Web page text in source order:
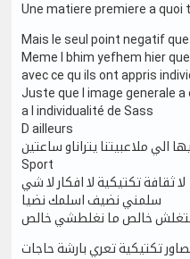
Une matiere premiere a quoi
Mais le seul point negatif
Meme l bhim yefhem hier
avec ce qu ils ont appris
Juste que l image generale
a l individualité de Sass
D ailleurs
الي ملاعبيتنا يتراناو ساعتين
Sport
لا ثقافة تكتيكية لا افكار لا شي
سلمني نضيف اسلمك نضيا
خالص ما نغلطشي خالص
تكتيكية تعري بارشة حاجات